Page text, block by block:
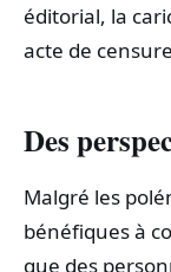
éditorial, la
acte de
Des
Malgré les
bénéfiques à
que des